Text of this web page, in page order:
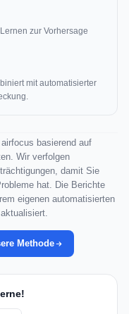
zur Vorhersage
mit automatisierter
basierend auf
Wir verfolgen
damit Sie
hat. Die Berichte
eigenen automatisierten
Methode